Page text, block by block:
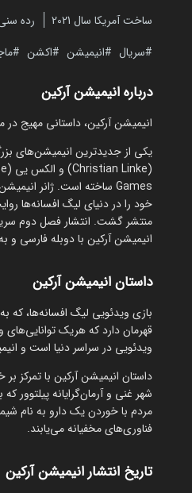
ساخت آمریکا سال 2021
رده سنی
سریال
انیمیشن اکشن
درباره انیمیشن آرکین
انیمیشن آرکین، داستانی مهیج در
یکی از جدیدترین انیمیشن‌های
Games ساخته است. ژانر انیمیشن Arcane: League of Legends اکشن،
انیمیشن آرکین با دوبله فارسی و
داستان انیمیشن آرکین
قهرمان دارد که هریک
ویدئویی در سراسر دنیا است و
داستان انیمیشن آرکین با تمرکز
شهر غنی و آرمان‌گرایانه پیلتوور
مردم با خوردن یک دارو به نام
فناوری‌های مخفیانه می‌یابند.
تاریخ انتشار انیمیشن آرکین